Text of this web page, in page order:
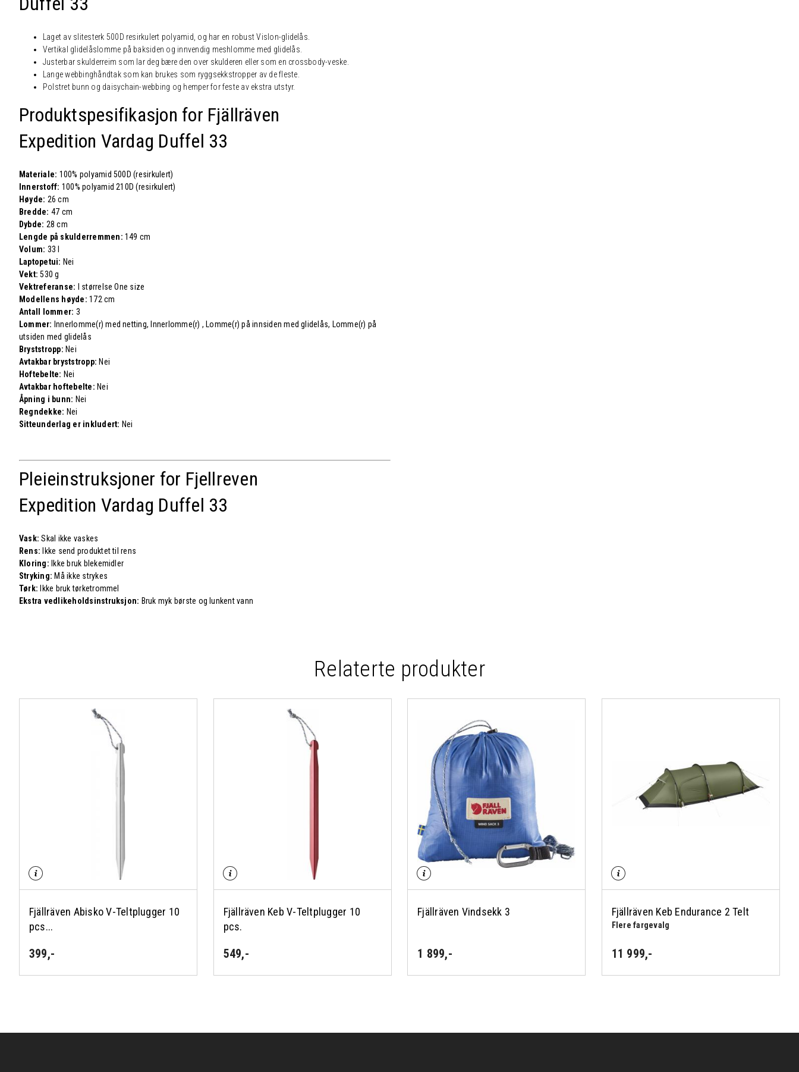
Laget av slitesterk 500D resirkulert polyamid, og har en robust Vislon-glidelås.
Vertikal glidelåslomme på baksiden og innvendig meshlomme med glidelås.
Justerbar skulderreim som lar deg bære den over skulderen eller som en crossbody-veske.
Lange webbinghåndtak som kan brukes som ryggsekkstropper av de fleste.
Polstret bunn og daisychain-webbing og hemper for feste av ekstra utstyr.
Produktspesifikasjon for Fjällräven
Expedition Vardag Duffel 33
Materiale: 100% polyamid 500D (resirkulert)
Innerstoff: 100% polyamid 210D (resirkulert)
Høyde: 26 cm
Bredde: 47 cm
Dybde: 28 cm
Lengde på skulderremmen: 149 cm
Volum: 33 l
Laptopetui: Nei
Vekt:530 g
Vektreferanse: I størrelse One size
Modellens høyde:172 cm
Antall lommer: 3
Lommer: Innerlomme(r) med netting, Innerlomme(r) , Lomme(r) på innsiden med glidelås, Lomme(r) på
utsiden med glidelås
Bryststropp:Nei
Avtakbar bryststropp:Nei
Hoftebelte: Nei
Avtakbar hoftebelte:Nei
Åpning i bunn: Nei
Regndekke: Nei
Sitteunderlag er inkludert: Nei
Pleieinstruksjoner for Fjellreven
Expedition Vardag Duffel 33
Vask:Skal ikke vaskes
Rens:Ikke send produktet til rens
Kloring:Ikke bruk blekemidler
Stryking:Må ikke strykes
Tørk:Ikke bruk tørketrommel
Ekstra vedlikeholdsinstruksjon: Bruk myk børste og lunkent vann
Relaterte produkter
Fjällräven Abisko V-Teltplugger 10
pcs...
399,-
Fjällräven Keb V-Teltplugger 10
pcs.
549,-
Fjällräven Vindsekk 3
1 899,-
Fjällräven Keb Endurance 2 Telt
Flere fargevalg
11 999,-